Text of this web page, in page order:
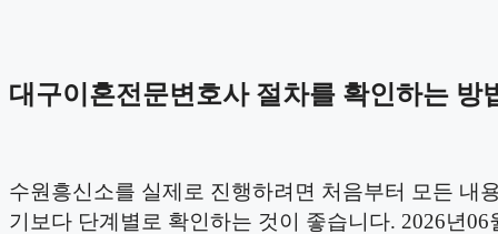
대구이혼전문변호사 절차를 확인하는 방
수원흥신소를 실제로 진행하려면 처음부터 모든 내
기보다 단계별로 확인하는 것이 좋습니다. 2026년06